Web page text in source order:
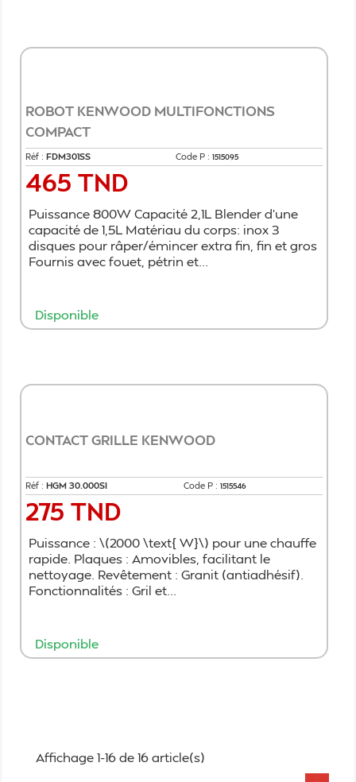
ROBOT KENWOOD MULTIFONCTIONS
COMPACT
Réf : FDM301SS Code P : 1515095
Prix
465 TND
Puissance 800W Capacité 2,1L Blender d'une
capacité de 1,5L Matériau du corps: inox 3
disques pour râper/émincer extra fin, fin et gros
Fournis avec fouet, pétrin et...
Disponible
CONTACT GRILLE KENWOOD
Réf : HGM 30.000SI Code P : 1515546
Prix
275 TND
Puissance : \(2000 \text{ W}\) pour une chauffe
rapide. Plaques : Amovibles, facilitant le
nettoyage. Revêtement : Granit (antiadhésif).
Fonctionnalités : Gril et...
Disponible
Affichage 1-16 de 16 article(s)